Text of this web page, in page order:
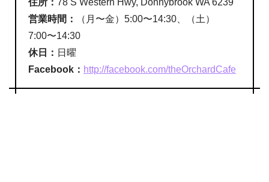
住所： 78 S Western Hwy, Donnybrook WA 6239
営業時間：
（月〜金）5:00〜14:30、（土）
7:00〜14:30
休日： 日曜
Facebook： http://facebook.com/theOrchardCafe